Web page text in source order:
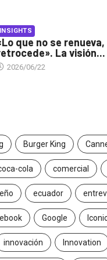
INSIGHTS
que no se renueva,
La visión...
2026/06/22
Burger King
cola comercial
ecuador
Google
innovación Innovation